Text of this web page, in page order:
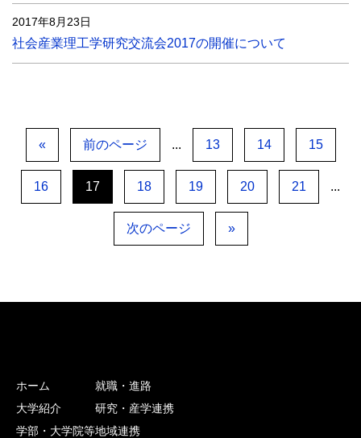
2017年8月23日
社会産業理工学研究交流会2017の開催について
« 前のページ ... 13 14 15
16 17 18 19 20 21 ...
次のページ »
ホーム
大学紹介
学部・大学院等
就職・進路
研究・産学連携
地域連携